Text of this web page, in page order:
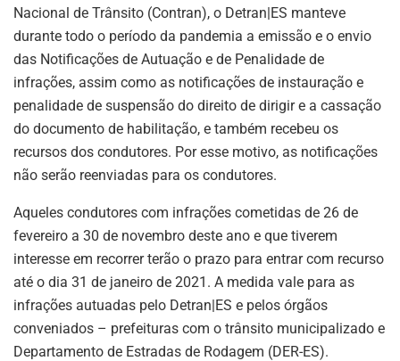
Nacional de Trânsito (Contran), o Detran|ES manteve
durante todo o período da pandemia a emissão e o envio
das Notificações de Autuação e de Penalidade de
infrações, assim como as notificações de instauração e
penalidade de suspensão do direito de dirigir e a cassação
do documento de habilitação, e também recebeu os
recursos dos condutores. Por esse motivo, as notificações
não serão reenviadas para os condutores.
Aqueles condutores com infrações cometidas de 26 de
fevereiro a 30 de novembro deste ano e que tiverem
interesse em recorrer terão o prazo para entrar com recurso
até o dia 31 de janeiro de 2021. A medida vale para as
infrações autuadas pelo Detran|ES e pelos órgãos
conveniados – prefeituras com o trânsito municipalizado e
Departamento de Estradas de Rodagem (DER-ES).